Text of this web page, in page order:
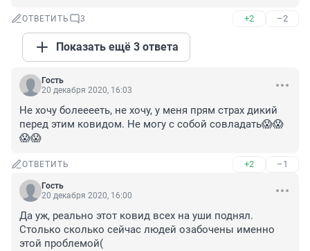
ОТВЕТИТЬ 3 +2 –2
Показать ещё 3 ответа
Гость
20 декабря 2020, 16:03
Не хочу болееееть, не хочу, у меня прям страх дикий
перед этим ковидом. Не могу с собой совладать😱😱
😱😱
ОТВЕТИТЬ +2 –1
Гость
20 декабря 2020, 16:00
Да уж, реально этот ковид всех на уши поднял.
Столько сколько сейчас людей озабочены именно
этой проблемой(